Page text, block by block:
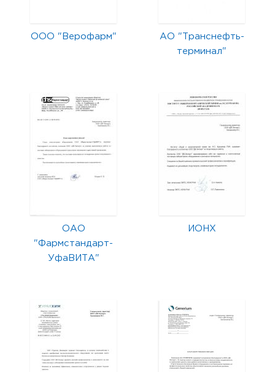
ООО "Верофарм"
АО "Транснефть-
терминал"
ОАО
"Фармстандарт-
УфаВИТА"
ИОНХ